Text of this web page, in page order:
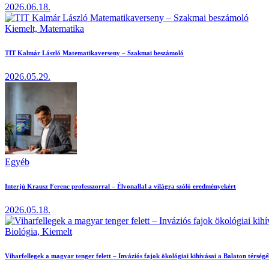
2026.06.18.
Kiemelt, Matematika
TIT Kalmár László Matematikaverseny – Szakmai beszámoló
2026.05.29.
Egyéb
Interjú Krausz Ferenc professzorral – Élvonallal a világra szóló eredményekért
2026.05.18.
Biológia, Kiemelt
Viharfellegek a magyar tenger felett – Inváziós fajok ökológiai kihívásai a Balaton